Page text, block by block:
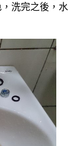
洗完之後，水